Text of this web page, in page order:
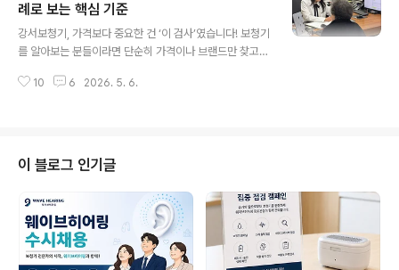
아졌어요. 그때부터 자연스럽게 부모님 청력에 대해 알아
보기 시작했고, 인터넷으로 이것저것 검색하다가 결국 수
원보청기 상담을 받아봐야겠다는 생각이 들었습니다. 하지
불편해하셨어요. “보청기 끼면 나이 들어 보이잖아.”“귀에
례로 보는 핵심 기준
강서보청기, 가격보다 중요한 건 ‘이 검사’였습니다! 보청기
를 알아보는 분들이라면 단순히 가격이나 브랜드만 찾고
샀다가 더 불편해지는 건 아닐까” 이런 고민이 훨씬 크실
분히 설명 듣지 못한 경우가 많았기 때문입니다. 순음청력
검사라고 불리는 PTA 수치만 간단히 듣고 끝나거나, WR
S(어음분별력 검사)는 자세히 설명받지 못한 채 제품을 선
택하는 경우도 적지 않습니다. 그렇게 선택한 강서보청기
는 결국 “생각했던 것과 다르다”, “소리는 커졌는데 말이
더 헷갈린다”는 결과로 이어지..
10 6 2026. 5. 6.
이 블로그 인기글